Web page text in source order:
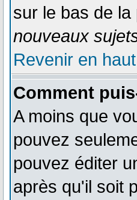
sur le bas de
nouveaux
Revenir en
Comment
A moins que
pouvez
pouvez éditer
après qu'il soit